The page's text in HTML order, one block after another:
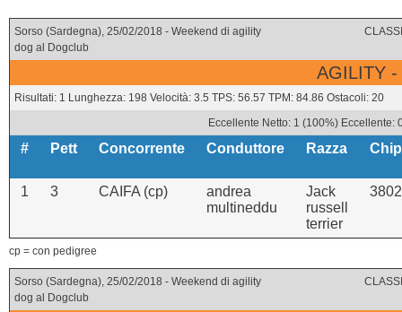
Sorso (Sardegna), 25/02/2018 - Weekend di agility
dog al Dogclub
AGILITY -
Risultati: 1 Lunghezza: 198 Velocità: 3.5 TPS: 56.57 TPM: 84.86 Ostacoli: 20
Eccellente Netto: 1 (100%) Eccellente:
# Pett Concorrente Conduttore Razza Chip
1 3 CAIFA (cp)
andrea
multineddu
Jack
russell
terrier
cp = con pedigree
Sorso (Sardegna), 25/02/2018 - Weekend di agility
dog al Dogclub